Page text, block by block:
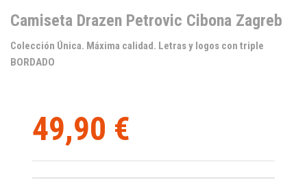
Camiseta Drazen Petrovic Cibona Zagreb
Colección Única. Máxima calidad. Letras y logos con triple
BORDADO
49,90 €